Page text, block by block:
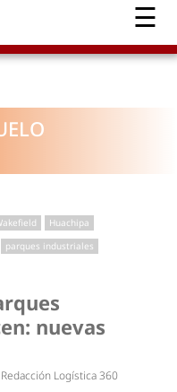
Huachipa
parques industriales
nuevas
Redacción Logística 360